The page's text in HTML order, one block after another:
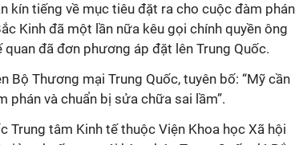
kín tiếng về mục tiêu đặt ra cho cuộc đàm phán
Kinh đã một lần nữa kêu gọi chính quyền ông
đã đơn phương áp đặt lên Trung Quốc.
Bộ Thương mại Trung Quốc, tuyên bố: “Mỹ cần
phán và chuẩn bị sửa chữa sai lầm”.
Trung tâm Kinh tế thuộc Viện Khoa học Xã hội